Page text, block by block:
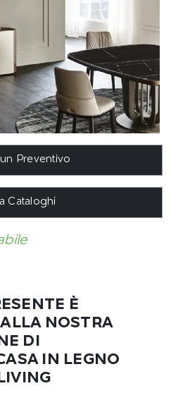
Preventivo
Cataloghi
È
NOSTRA
DI
IN LEGNO